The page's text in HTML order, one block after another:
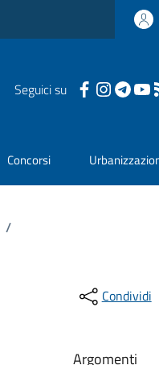
Seguici su
Concorsi
/
Condividi
Argomenti